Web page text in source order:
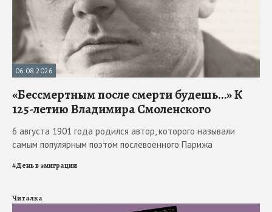
06.08.2026
«Бессмертным после смерти будешь…» К
125-летию Владимира Смоленского
6 августа 1901 года родился автор, которого называли
самым популярным поэтом послевоенного Парижа
#День в эмиграции
Читалка